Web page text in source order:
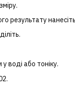
результату
воді або тоніку.